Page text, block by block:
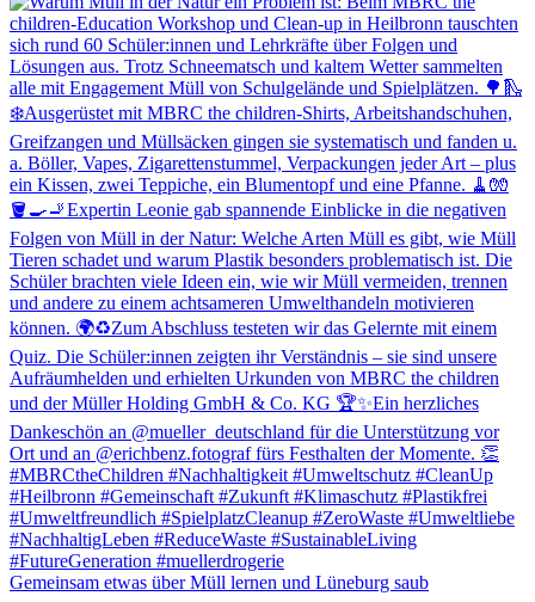
Gemeinsam etwas über Müll lernen und Lüneburg saub